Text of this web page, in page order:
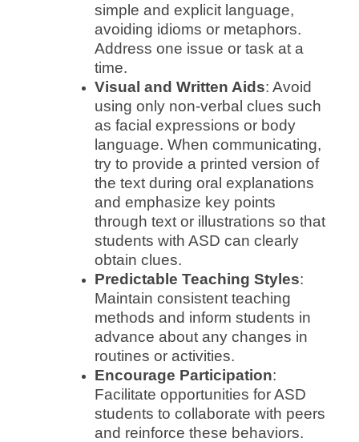
simple and explicit language,
avoiding idioms or metaphors.
Address one issue or task at a
time.
Visual and Written Aids: Avoid
using only non-verbal clues such
as facial expressions or body
language. When communicating,
try to provide a printed version of
the text during oral explanations
and emphasize key points
through text or illustrations so that
students with ASD can clearly
obtain clues.
Predictable Teaching Styles:
Maintain consistent teaching
methods and inform students in
advance about any changes in
routines or activities.
Encourage Participation:
Facilitate opportunities for ASD
students to collaborate with peers
and reinforce these behaviors.